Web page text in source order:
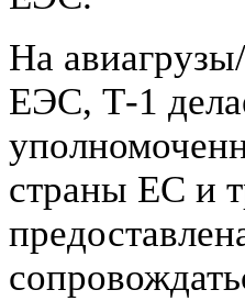
На
ЕЭС, Т-1
страны ЕС и